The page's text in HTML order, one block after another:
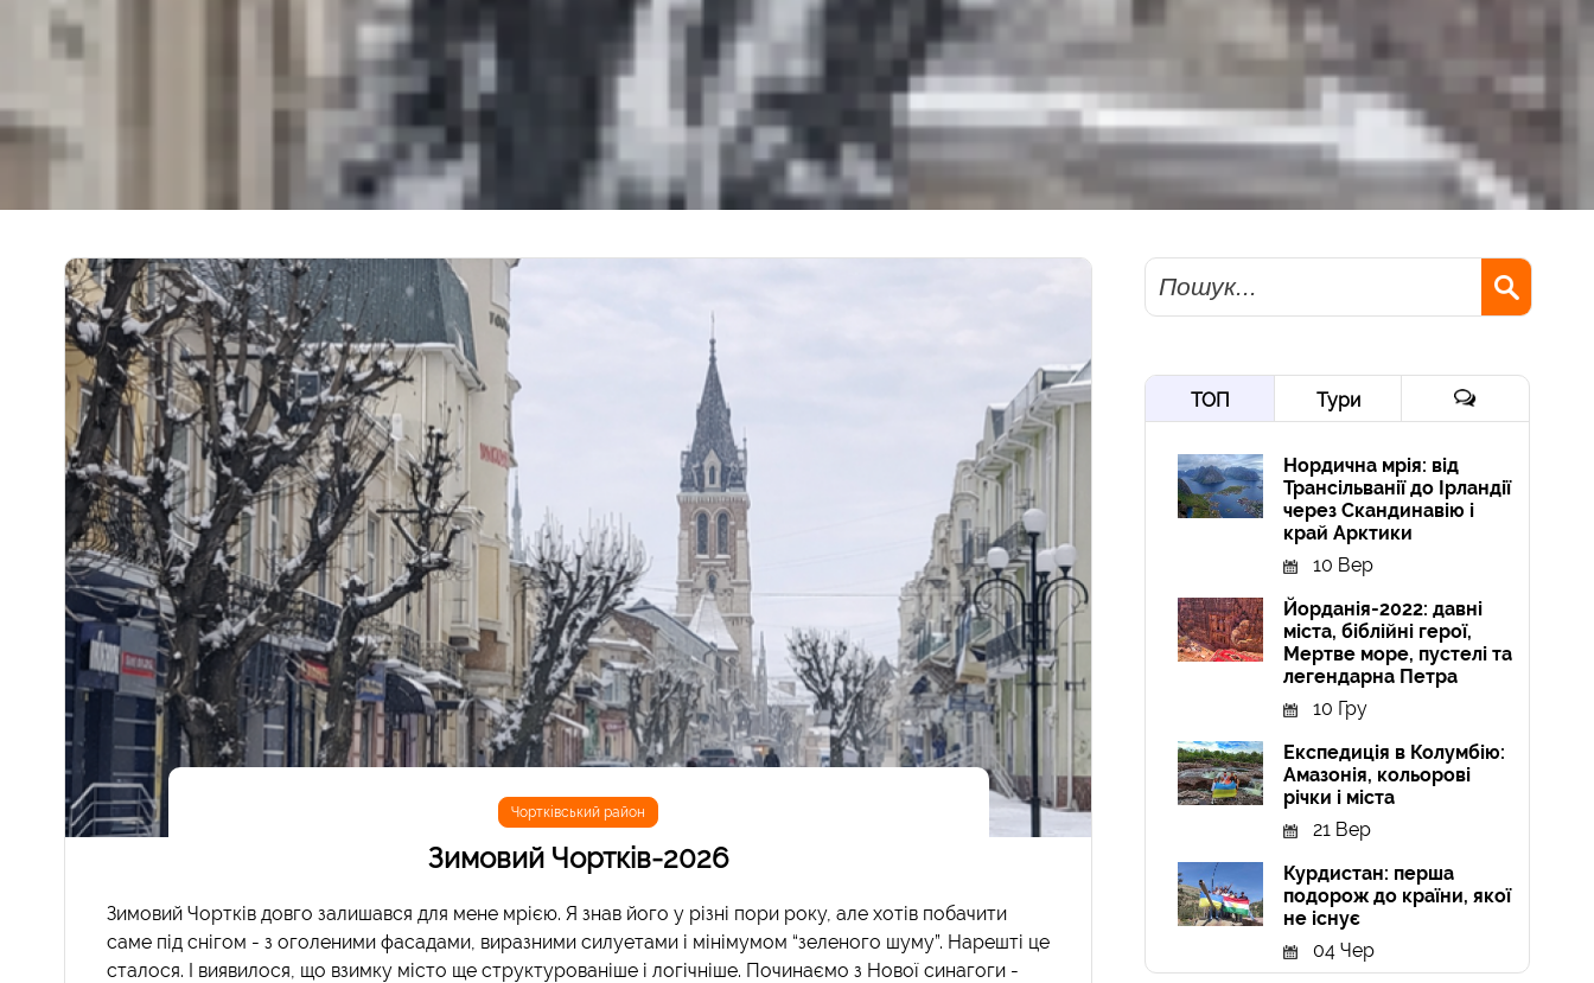
Чортківський район
Зимовий Чортків-2026
Зимовий Чортків довго залишався для мене мрією. Я знав його у різні пори року, але хотів побачити
саме під снігом - з оголеними фасадами, виразними силуетами і мінімумом “зеленого шуму”. Нарешті це
сталося. І виявилося, що взимку місто ще структурованіше і логічніше. Починаємо з Нової синагоги -
Пошук
ТОП Тури
Нордична мрія: від
Трансільванії до Ірландії
через Скандинавію і
край Арктики
10 Вер
Йорданія-2022: давні
міста, біблійні герої,
Мертве море, пустелі та
легендарна Петра
10 Гру
Експедиція в Колумбію:
Амазонія, кольорові
річки і міста
21 Вер
Курдистан: перша
подорож до країни, якої
не існує
04 Чер